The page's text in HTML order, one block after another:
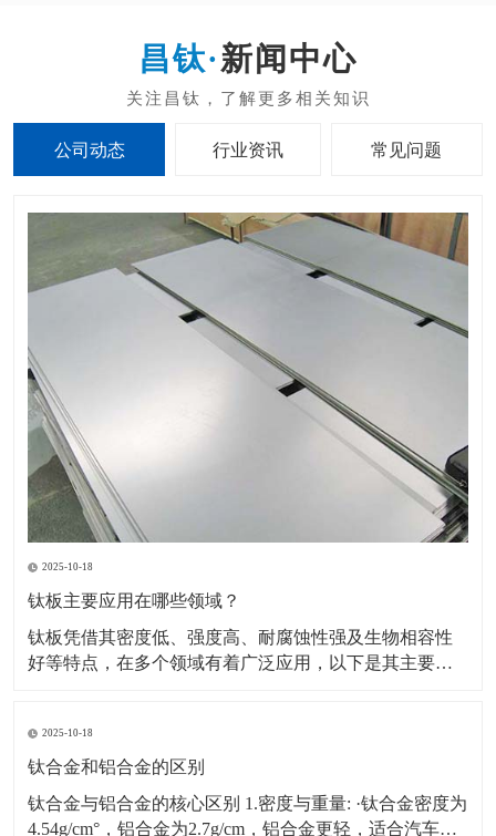
新闻中心
公司动态 行业资讯 常见问题
2025-10-18
钛板主要应用在哪些领域？
钛板凭借其密度低、强度高、耐腐蚀性强及生物相容性
好等特点，在多个领域有着广泛应用，以下是其主要应
机匣）、火箭壳体、航天设备结构件等。原因：轻量化
需求突出，可降低飞行器重量，提升燃油效率或载荷能
力。能耐受高
2025-10-18
钛合金和铝合金的区别
钛合金与铝合金的核心区别 1.密度与重量: ·钛合金密度为
4.54g/cm°，铝合金为2.7g/cm，铝合金更轻，适合汽车、